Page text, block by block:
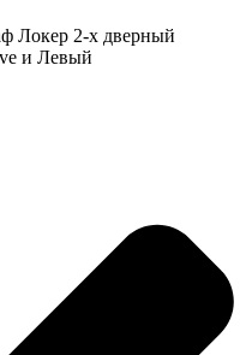
Локер 2-х дверный
и Левый